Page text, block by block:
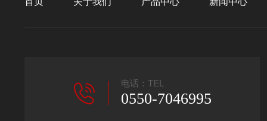
电话：TEL
0550-7046995